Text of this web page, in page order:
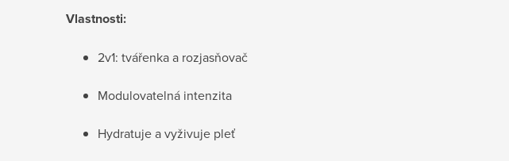
Vlastnosti:
2v1: tvářenka a rozjasňovač
Modulovatelná intenzita
Hydratuje a vyživuje pleť